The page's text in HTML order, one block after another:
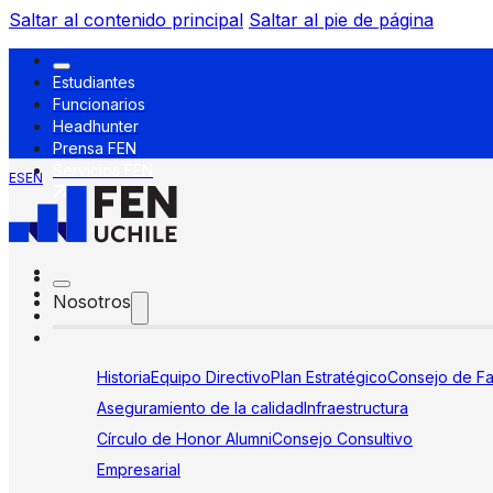
Saltar al contenido principal Saltar al pie de página
Estudiantes
Funcionarios
Headhunter
Prensa FEN
ESEN
Nosotros
HistoriaEquipo DirectivoPlan EstratégicoConsejo de
Aseguramiento de la calidadInfraestructura
Círculo de Honor AlumniConsejo Consultivo
Empresarial